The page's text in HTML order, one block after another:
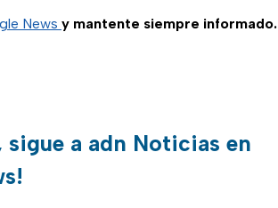
News y mantente siempre informado.
a adn Noticias en